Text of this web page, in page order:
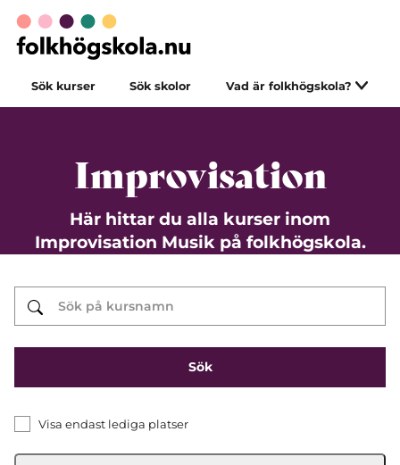
Sök kurser Sök skolor Vad är folkhögskola?
Improvisation
Här hittar du alla kurser inom
Improvisation Musik på folkhögskola.
Visa endast lediga platser